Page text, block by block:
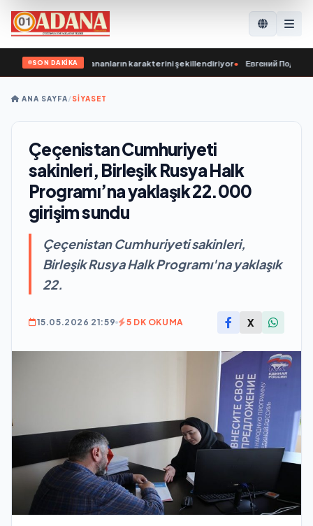
SON DAKİKA
kazananların karakterini şekillendiriyor• Евгений Поддубный:
ANA SAYFA/SİYASET
Çeçenistan Cumhuriyeti
sakinleri, Birleşik Rusya Halk
Programı’na yaklaşık 22.000
girişim sundu
Çeçenistan Cumhuriyeti sakinleri,
Birleşik Rusya Halk Programı'na yaklaşık
22.
15.05.2026 21:59 5 DK OKUMA X